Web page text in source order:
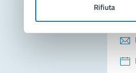
Rifiuta